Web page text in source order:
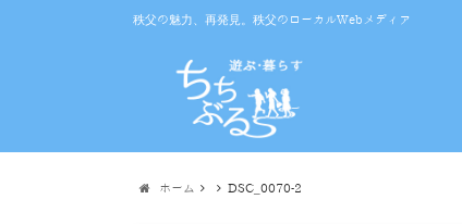
秩父の魅力、再発見。秩父のローカルWebメディア
ホーム DSC_0070-2